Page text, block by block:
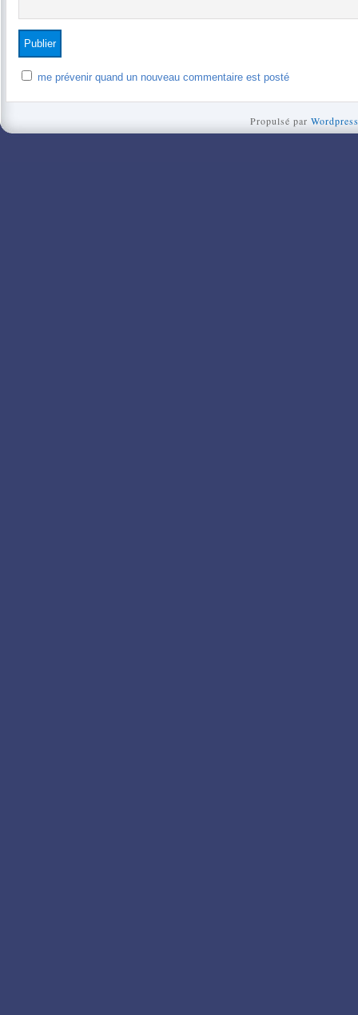
me prévenir quand un nouveau commentaire est posté
Propulsé par